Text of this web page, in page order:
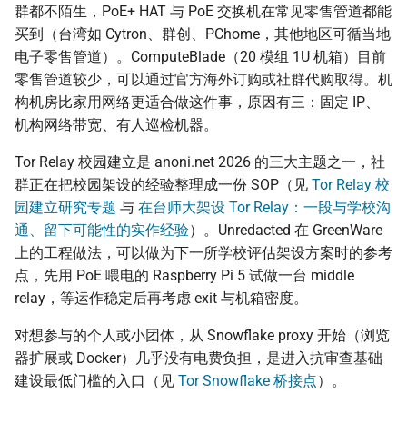
群都不陌生，PoE+ HAT 与 PoE 交换机在常见零售管道都能
买到（台湾如 Cytron、群创、PChome，其他地区可循当地
电子零售管道）。ComputeBlade（20 模组 1U 机箱）目前
零售管道较少，可以通过官方海外订购或社群代购取得。机
构机房比家用网络更适合做这件事，原因有三：固定 IP、
机构网络带宽、有人巡检机器。
Tor Relay 校园建立是 anoni.net 2026 的三大主题之一，社
群正在把校园架设的经验整理成一份 SOP（见 Tor Relay 校
园建立研究专题 与 在台师大架设 Tor Relay：一段与学校沟
通、留下可能性的实作经验）。Unredacted 在 GreenWare
上的工程做法，可以做为下一所学校评估架设方案时的参考
点，先用 PoE 喂电的 Raspberry Pi 5 试做一台 middle
relay，等运作稳定后再考虑 exit 与机箱密度。
对想参与的个人或小团体，从 Snowflake proxy 开始（浏览
器扩展或 Docker）几乎没有电费负担，是进入抗审查基础
建设最低门槛的入口（见 Tor Snowflake 桥接点）。